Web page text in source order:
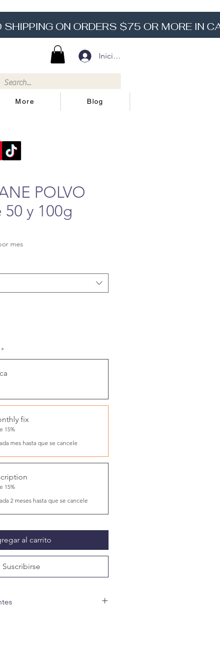
Iniciar sesión
More Blog
POLVO
50 y 100g
mes
*
fix
15%
mes hasta que se cancele
15%
2 meses hasta que se cancele
al carrito
Suscribirse